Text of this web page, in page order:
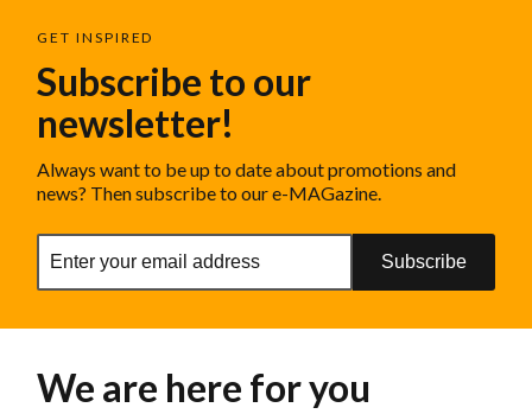
GET INSPIRED
Subscribe to our
newsletter!
Always want to be up to date about promotions and
news? Then subscribe to our e-MAGazine.
Subscribe
We are here for you